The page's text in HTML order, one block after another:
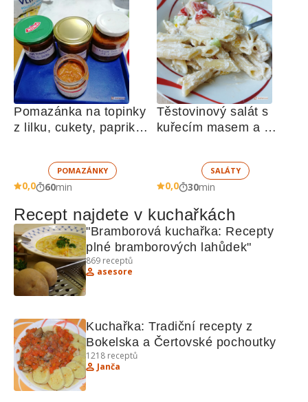
Pomazánka na topinky
z lilku, cukety, paprik,
žampionů
POMAZÁNKY
0,0 60min
Těstovinový salát s
kuřecím masem a
SALÁTY
0,0 30min
Recept najdete v kuchařkách
"Bramborová kuchařka: Recepty
plné bramborových lahůdek"
869 receptů
asesore
Kuchařka: Tradiční recepty z
Bokelska a Čertovské pochoutky
1218 receptů
Janča